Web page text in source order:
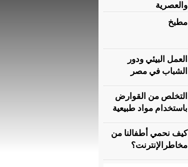
والعصرية
مطبخ
العمل البيئي ودور
الشباب في مصر
التخلص من القوارض
باستخدام مواد طبيعية
كيف نحمي أطفالنا من
مخاطرالإنترنت؟